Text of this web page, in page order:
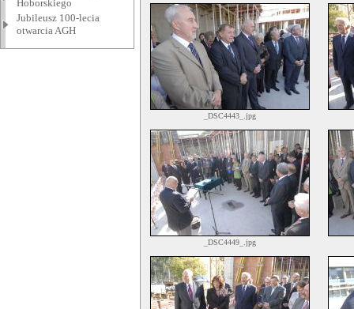
Hoborskiego
Jubileusz 100-lecia
otwarcia AGH
_DSC4443_.jpg
_DSC4449_.jpg